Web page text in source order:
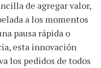
de agregar valor,
a los momentos
pausa rápida o
esta innovación
los pedidos de todos